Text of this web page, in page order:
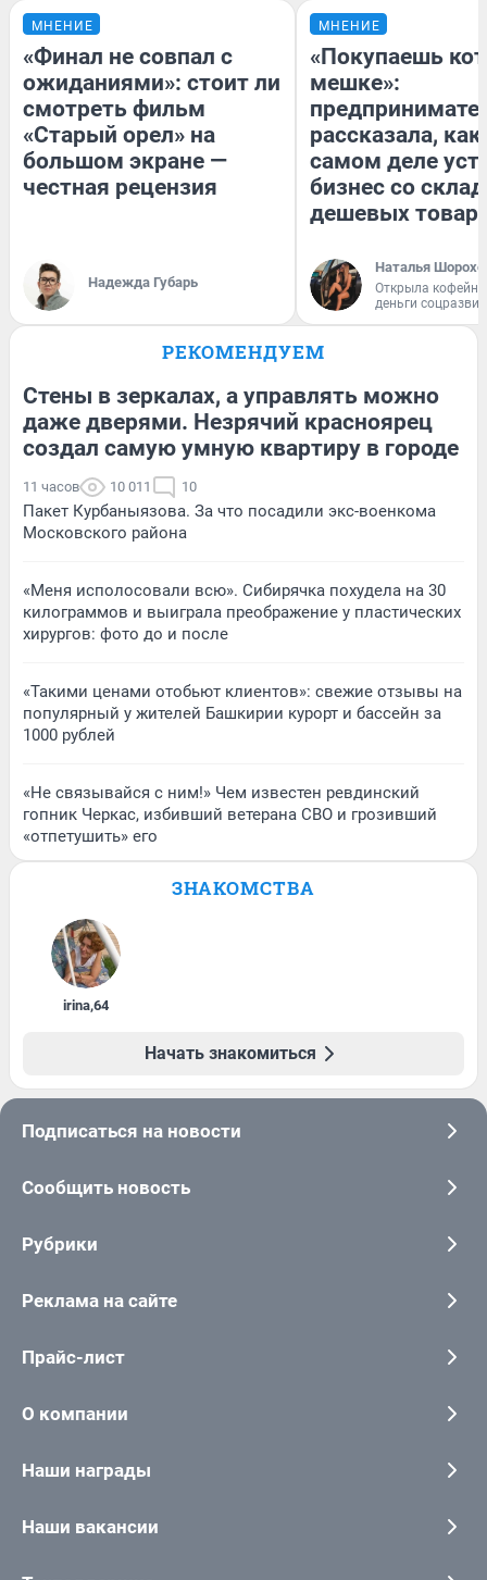
МНЕНИЕ
«Финал не совпал с
ожиданиями»: стоит ли
смотреть фильм
«Старый орел» на
большом экране —
честная рецензия
Надежда Губарь
МНЕНИЕ
«Покупаешь
мешке»:
рассказала, как
самом деле
бизнес со
дешевых
Наталья
Открыла
деньги
РЕКОМЕНДУЕМ
Стены в зеркалах, а управлять можно
даже дверями. Незрячий красноярец
создал самую умную квартиру в городе
11 часов 10 011 10
Пакет Курбаныязова. За что посадили экс-военкома
Московского района
«Меня исполосовали всю». Сибирячка похудела на 30
килограммов и выиграла преображение у пластических
хирургов: фото до и после
«Такими ценами отобьют клиентов»: свежие отзывы на
популярный у жителей Башкирии курорт и бассейн за
1000 рублей
«Не связывайся с ним!» Чем известен ревдинский
гопник Черкас, избивший ветерана СВО и грозивший
«отпетушить» его
ЗНАКОМСТВА
irina,64
Начать знакомиться
Подписаться на новости
Сообщить новость
Рубрики
Реклама на сайте
Прайс-лист
О компании
Наши награды
Наши вакансии